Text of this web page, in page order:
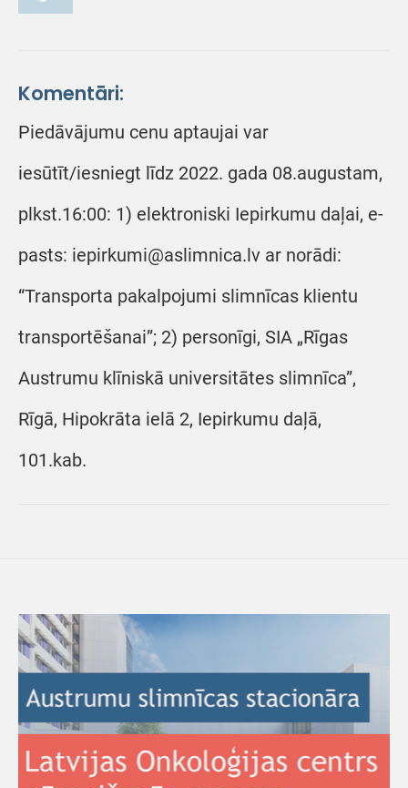
Komentāri:
Piedāvājumu cenu aptaujai var
iesūtīt/iesniegt līdz 2022. gada 08.augustam,
plkst.16:00: 1) elektroniski Iepirkumu daļai, e-
pasts: iepirkumi@aslimnica.lv ar norādi:
“Transporta pakalpojumi slimnīcas klientu
transportēšanai”; 2) personīgi, SIA „Rīgas
Austrumu klīniskā universitātes slimnīca”,
Rīgā, Hipokrāta ielā 2, Iepirkumu daļā,
101.kab.